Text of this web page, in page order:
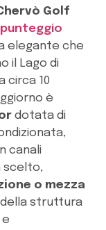
Golf
punteggio
elegante che
il Lago di
circa 10
è
dotata di
canali
scelto,
o mezza
struttura
e